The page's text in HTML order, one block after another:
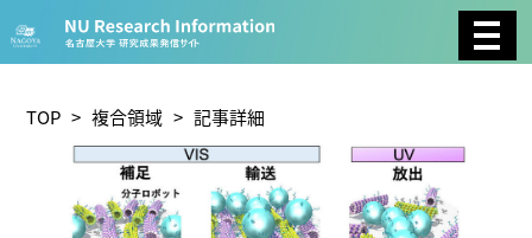
CATEGORY
環境学 生物学
総合理工 総合生物 複合領域
農学 化学 医歯薬学
TOP >複合領域 > 記事詳細